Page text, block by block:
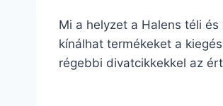
Mi a helyzet a Halens téli
kínálhat termékeket a
régebbi divatcikkekkel az